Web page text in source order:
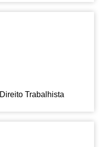
Direito Trabalhista